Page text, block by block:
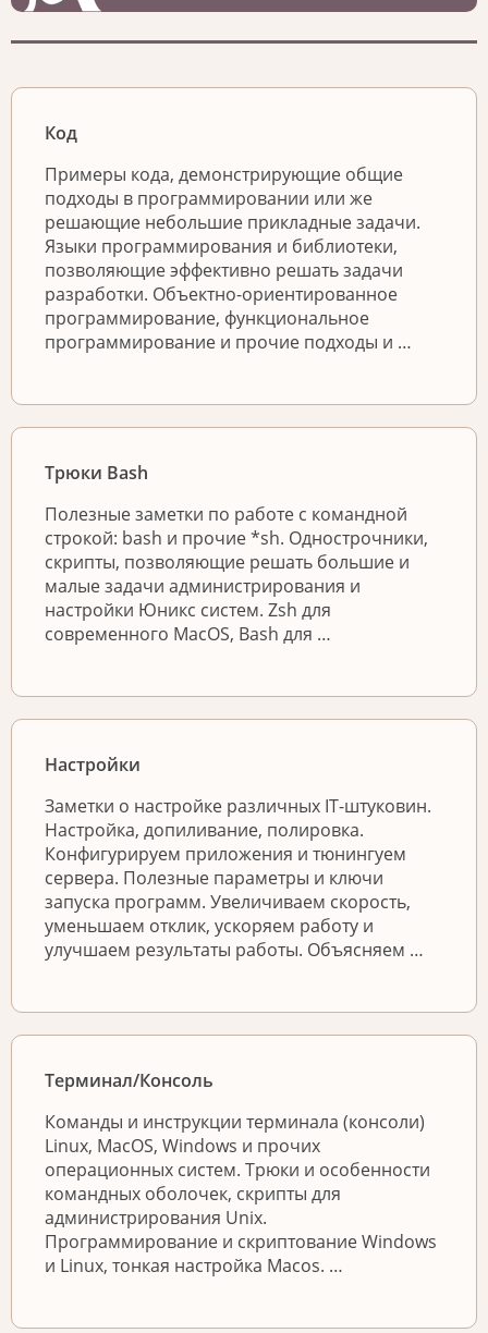
Код
Примеры кода, демонстрирующие общие
подходы в программировании или же
решающие небольшие прикладные задачи.
Языки программирования и библиотеки,
позволяющие эффективно решать задачи
разработки. Объектно-ориентированное
программирование, функциональное
программирование и прочие подходы и …
Трюки Bash
Полезные заметки по работе с командной
строкой: bash и прочие *sh. Однострочники,
скрипты, позволяющие решать большие и
малые задачи администрирования и
настройки Юникс систем. Zsh для
современного MacOS, Bash для …
Настройки
Заметки о настройке различных IT-штуковин.
Настройка, допиливание, полировка.
Конфигурируем приложения и тюнингуем
сервера. Полезные параметры и ключи
запуска программ. Увеличиваем скорость,
уменьшаем отклик, ускоряем работу и
улучшаем результаты работы. Объясняем …
Терминал/Консоль
Команды и инструкции терминала (консоли)
Linux, MacOS, Windows и прочих
операционных систем. Трюки и особенности
командных оболочек, скрипты для
администрирования Unix.
Программирование и скриптование Windows
и Linux, тонкая настройка Macos. …